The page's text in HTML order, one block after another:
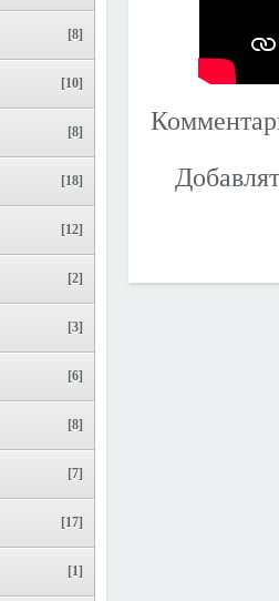
[8]
[10]
[8]
[18]
[12]
[2]
[3]
[6]
[8]
[7]
[17]
[1]